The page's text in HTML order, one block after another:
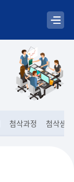
첨삭과정 첨삭샘플